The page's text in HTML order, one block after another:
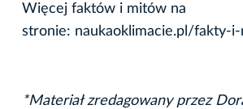
Więcej faktów i mitów na
stronie: naukaoklimacie.pl/fakty-
*Materiał zredagowany przez